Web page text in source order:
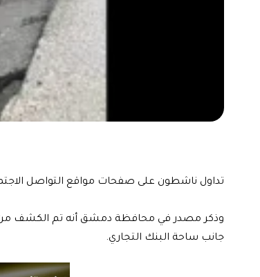
تداول ناشطون على صفحات مواقع التواصل
وذكر مصدر في محافظة دمشق أنه تم الكشف من
جانب ساحة البنك التجاري.